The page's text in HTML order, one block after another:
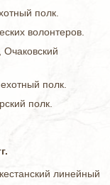
полк.
волонтеров.
полк.
полк.
линейный